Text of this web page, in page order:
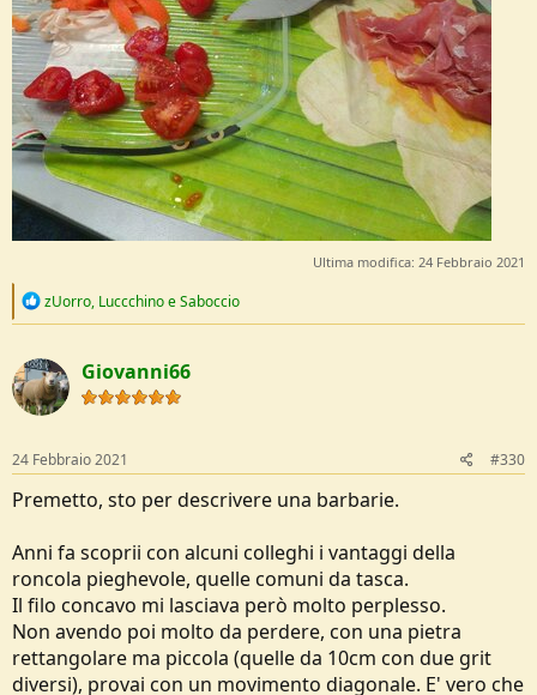
Ultima modifica: 24 Febbraio 2021
R
c
t
i
o
s
:
zUorro, LuccchinoeSaboccio
Giovanni66
24 Febbraio 2021 #330
Premetto, sto per descrivere una barbarie.
Anni fa scoprii con alcuni colleghi i vantaggi della
roncola pieghevole, quelle comuni da tasca.
Il filo concavo mi lasciava però molto perplesso.
Non avendo poi molto da perdere, con una pietra
rettangolare ma piccola (quelle da 10cm con due grit
diversi), provai con un movimento diagonale. E' vero che